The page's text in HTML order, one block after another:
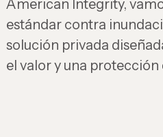
American Integrity,
estándar contra
solución privada
el valor y una protección